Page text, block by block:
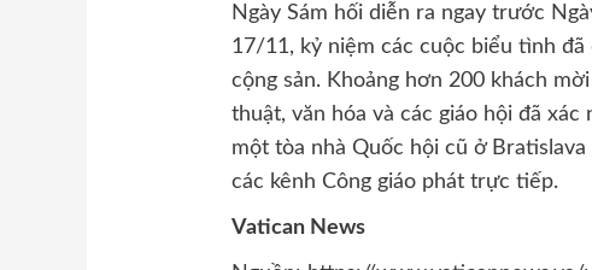
Ngày Sám hối diễn ra ngay trước
17/11, kỷ niệm các cuộc biểu tình đã
cộng sản. Khoảng hơn 200 khách
thuật, văn hóa và các giáo hội đã
một tòa nhà Quốc hội cũ ở
các kênh Công giáo phát trực tiếp.
Vatican News